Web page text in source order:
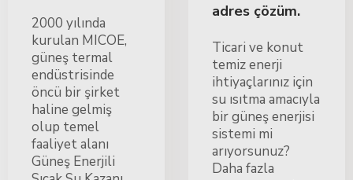
2000 yılında
kurulan MICOE,
güneş termal
endüstrisinde
öncü bir şirket
haline gelmiş
olup temel
faaliyet alanı
Güneş Enerjili
adres çözüm.
Ticari ve konut
temiz enerji
ihtiyaçlarınız için
su ısıtma amacıyla
bir güneş enerjisi
sistemi mi
arıyorsunuz?
Daha fazla